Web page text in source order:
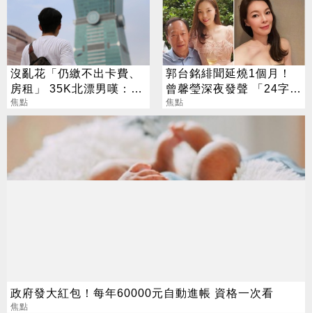
沒亂花「仍繳不出卡費、
房租」 35K北漂男嘆：該
搬回南部？
焦點
郭台銘緋聞延燒1個月！
曾馨瑩深夜發聲 「24字」
吐盡最心繫的事
焦點
政府發大紅包！每年60000元自動進帳 資格一次看
焦點